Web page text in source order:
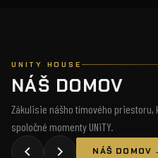
UNITY HOUSE
NÁŠ DOMOV
Zákulisie nášho tímového priestoru,
spoločné momenty UNiTY.
NÁŠ DOMOV